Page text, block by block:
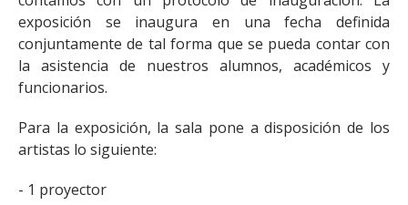
exposición se inaugura en una fecha definida
conjuntamente de tal forma que se pueda contar con
la asistencia de nuestros alumnos, académicos y
funcionarios.
Para la exposición, la sala pone a disposición de los
artistas lo siguiente:
- 1 proyector